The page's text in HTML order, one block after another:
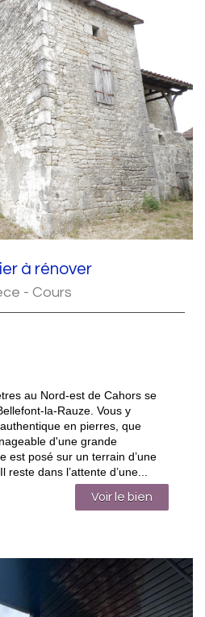
à rénover
- Cours
au Nord-est de Cahors se
la-Rauze. Vous y
en pierres, que
d'une grande
est posé sur un terrain d’une
dans l’attente d’une...
Voir le bien